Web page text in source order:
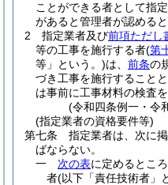
ことができる者として指
があると管理者が認める
2
指定業者及び前項ただし
等の工事を施行する者(第
等」という。)は、 前条の
づき工事を施行すること
は事前に工事材料の検査
(令和四条例一・令
(指定業者の資格要件等)
第七条
指定業者は、次に
ばならない。
一
次の表に定めるとこ
者(以下「責任技術者」